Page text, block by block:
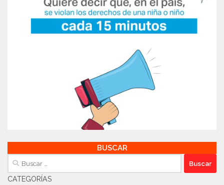
BUSCAR
Buscar:
CATEGORÍAS